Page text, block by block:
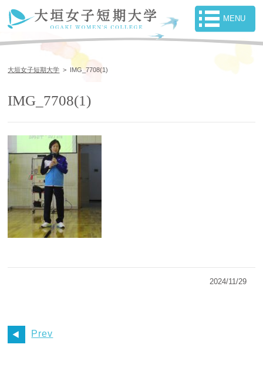
大垣女子短期大学 > IMG_7708(1)
IMG_7708(1)
2024/11/29
Prev